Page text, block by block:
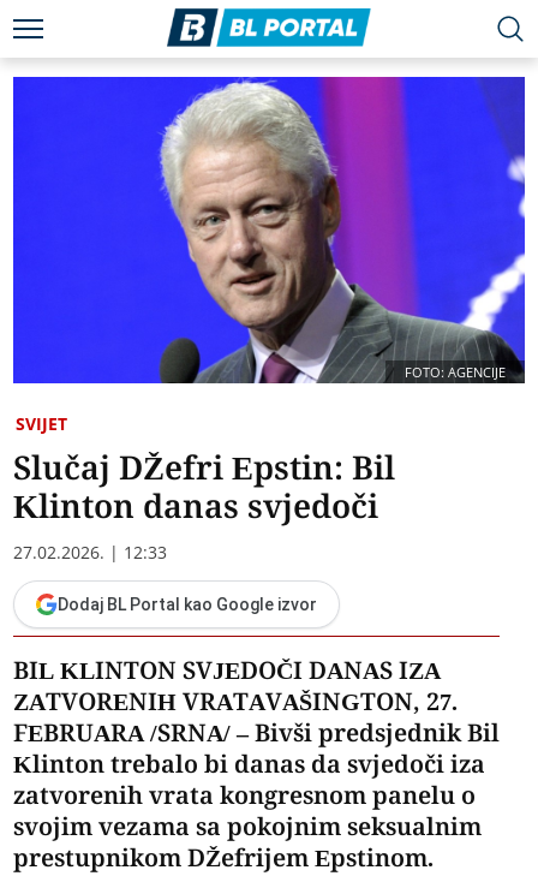
FOTO: AGENCIJE
SVIJET
Slučaj DŽefri Epstin: Bil
Klinton danas svjedoči
27.02.2026. | 12:33
Dodaj BL Portal kao Google izvor
BIL KLINTON SVJEDOČI DANAS IZA
ZATVORENIH VRATAVAŠINGTON, 27.
FEBRUARA /SRNA/ – Bivši predsjednik Bil
Klinton trebalo bi danas da svjedoči iza
zatvorenih vrata kongresnom panelu o
svojim vezama sa pokojnim seksualnim
prestupnikom DŽefrijem Epstinom.